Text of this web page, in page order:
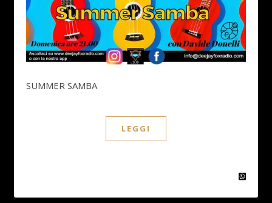
SUMMER SAMBA
LEGGI